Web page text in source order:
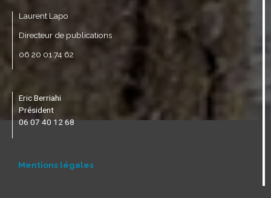
Laurent Lapo
Directeur de publications
06 20 01 74 62
Eric Berriahi
Président
06 07 40 12 68
Mentions légales